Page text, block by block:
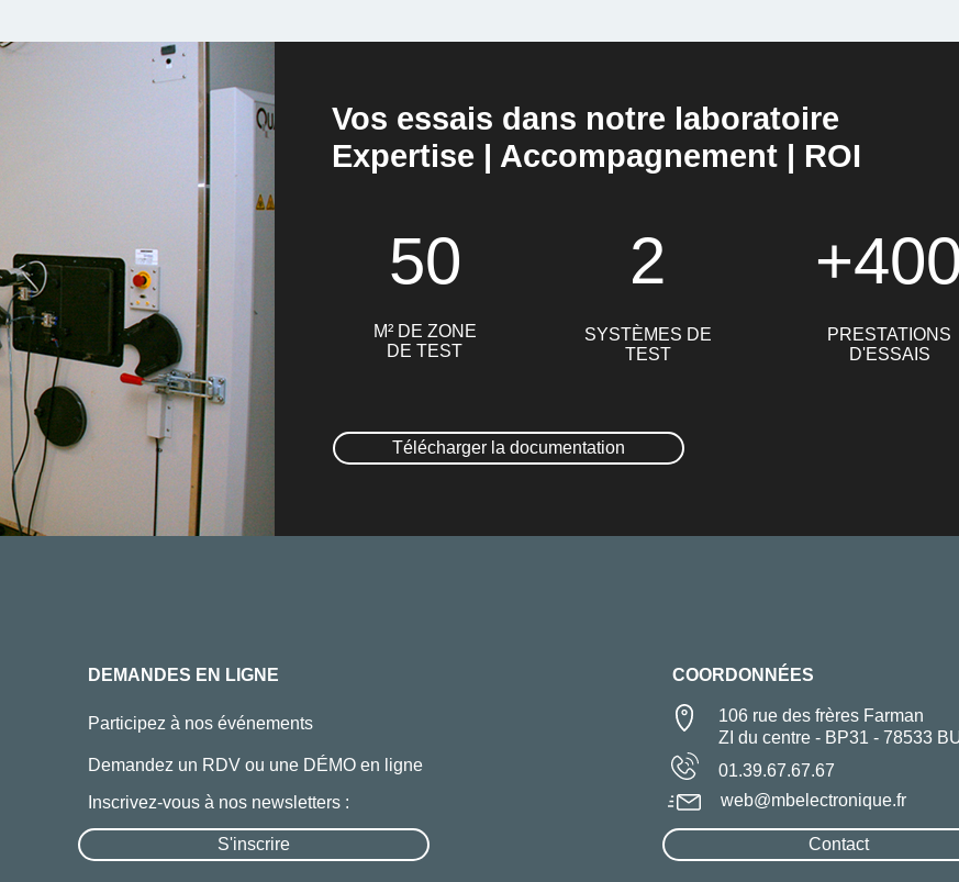
Vos essais dans notre laboratoire
Expertise | Accompagnement | ROI
M² DE ZONE
DE TEST
SYSTÈMES DE
TEST
PRESTATIONS
D'ESSAIS
Télécharger la documentation
50 2
DEMANDES EN LIGNE COORDONNÉES
Participez à nos événements
106 rue des frères Farman
ZI du centre - BP31 - 78533
Demandez un RDV ou une DÉMO en ligne
01.39.67.67.67
Inscrivez-vous à nos newsletters :
Contact
web@mbelectronique.fr
S'inscrire